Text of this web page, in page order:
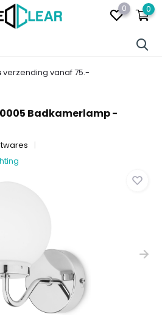
0 0
verzending vanaf 75.-
Badkamerlamp -